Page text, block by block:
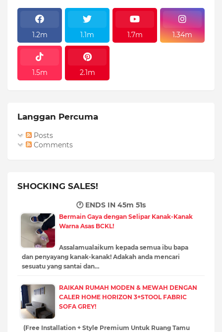
1.2m 1.1m 1.7m 1.34m
1.5m 2.1m
Langgan Percuma
Posts
Comments
SHOCKING SALES!
🕐 ENDS IN 45m 50s
Bermain Gaya dengan Selipar Kanak-Kanak
Warna Asas BCKL!
Assalamualaikum kepada semua ibu bapa
dan penyayang kanak-kanak! Adakah anda mencari
sesuatu yang santai dan…
RAIKAN RUMAH MODEN & MEWAH DENGAN
CALER HOME HORIZON 3+STOOL FABRIC
SOFA GREY!
(Free Installation + Style Premium Untuk Ruang Tamu